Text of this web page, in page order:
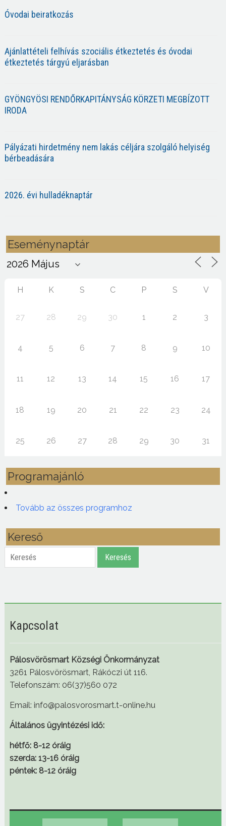
Óvodai beiratkozás
Ajánlattételi felhívás szociális étkeztetés és óvodai
étkeztetés tárgyú eljarásban
GYÖNGYÖSI RENDŐRKAPITÁNYSÁG KÖRZETI MEGBÍZOTT
IRODA
Pályázati hirdetmény nem lakás céljára szolgáló helyiség
bérbeadására
2026. évi hulladéknaptár
Eseménynaptár
H K S C P S V
27 28 29 30 1 2 3
4 5 6 7 8 9 10
11 12 13 14 15 16 17
18 19 20 21 22 23 24
25 26 27 28 29 30 31
Programajánló
Tovább az összes programhoz
Kereső
Keresés Keresés
Kapcsolat
Pálosvörösmart Községi Önkormányzat
3261 Pálosvörösmart, Rákóczi út 116.
Telefonszám: 06(37)560 072
Email: info@palosvorosmart.t-online.hu
Általános ügyintézési idő:
hétfő: 8-12 óráig
szerda: 13-16 óráig
péntek: 8-12 óráig